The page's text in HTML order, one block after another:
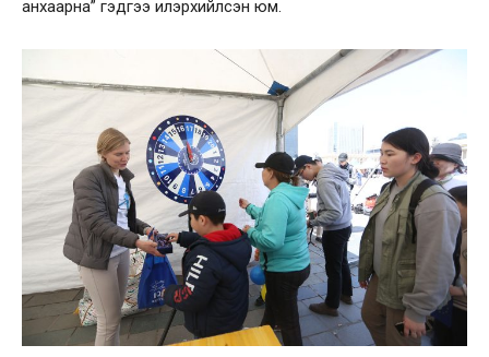
анхаарна” гэдгээ илэрхийлсэн юм.